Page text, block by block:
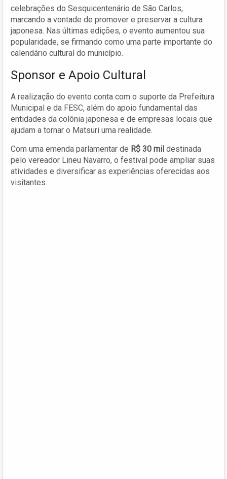
celebrações do Sesquicentenário de São Carlos,
marcando a vontade de promover e preservar a cultura
japonesa. Nas últimas edições, o evento aumentou sua
popularidade, se firmando como uma parte importante do
calendário cultural do município.
Sponsor e Apoio Cultural
A realização do evento conta com o suporte da Prefeitura
Municipal e da FESC, além do apoio fundamental das
entidades da colônia japonesa e de empresas locais que
ajudam a tornar o Matsuri uma realidade.
Com uma emenda parlamentar de R$ 30 mil destinada
pelo vereador Lineu Navarro, o festival pode ampliar suas
atividades e diversificar as experiências oferecidas aos
visitantes.